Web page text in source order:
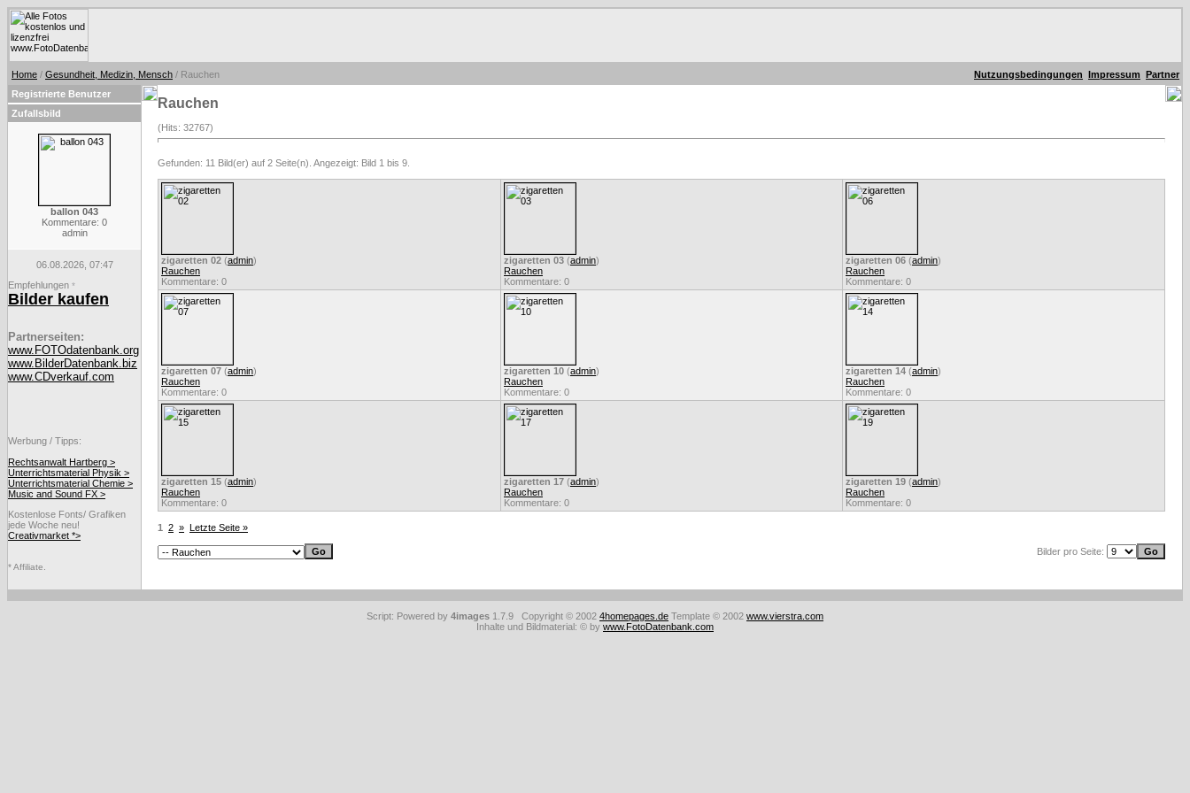
Home / Gesundheit, Medizin, Mensch / Rauchen Nutzungsbedingungen Impressum Partner
Registrierte Benutzer
Zufallsbild
ballon 043
Kommentare: 0
admin
06.08.2026, 07:47
Empfehlungen *
Bilder kaufen
Partnerseiten:
www.FOTOdatenbank.org
www.BilderDatenbank.biz
www.CDverkauf.com
Werbung / Tipps:
Rechtsanwalt Hartberg >
Unterrichtsmaterial Physik >
Unterrichtsmaterial Chemie >
Music and Sound FX >
Kostenlose Fonts/ Grafiken
jede Woche neu!
Creativmarket *>
* Affiliate.
Rauchen
(Hits: 32767)
Gefunden: 11 Bild(er) auf 2 Seite(n). Angezeigt: Bild 1 bis 9.
zigaretten 02 (admin)
Rauchen
Kommentare: 0
zigaretten 03 (admin)
Rauchen
Kommentare: 0
zigaretten 06 (admin)
Rauchen
Kommentare: 0
zigaretten 07 (admin)
Rauchen
Kommentare: 0
zigaretten 10 (admin)
Rauchen
Kommentare: 0
zigaretten 14 (admin)
Rauchen
Kommentare: 0
zigaretten 15 (admin)
Rauchen
Kommentare: 0
zigaretten 17 (admin)
Rauchen
Kommentare: 0
zigaretten 19 (admin)
Rauchen
Kommentare: 0
1 2 » Letzte Seite »
Bilder pro Seite:
Script: Powered by 4images 1.7.9 Copyright © 2002 4homepages.de Template © 2002 www.vierstra.com
Inhalte und Bildmaterial: © by www.FotoDatenbank.com